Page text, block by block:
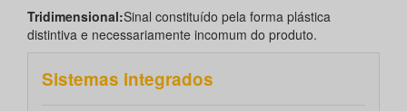
Tridimensional:Sinal constituído pela forma plástica
distintiva e necessariamente incomum do produto.
Sistemas integrados